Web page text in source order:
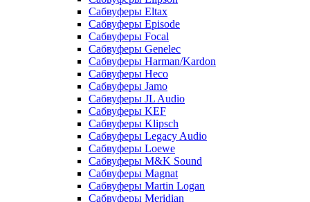
Сабвуферы Eltax
Сабвуферы Episode
Сабвуферы Focal
Сабвуферы Genelec
Сабвуферы Harman/Kardon
Сабвуферы Heco
Сабвуферы Jamo
Сабвуферы JL Audio
Сабвуферы KEF
Сабвуферы Klipsch
Сабвуферы Legacy Audio
Сабвуферы Loewe
Сабвуферы M&K Sound
Сабвуферы Magnat
Сабвуферы Martin Logan
Сабвуферы Meridian